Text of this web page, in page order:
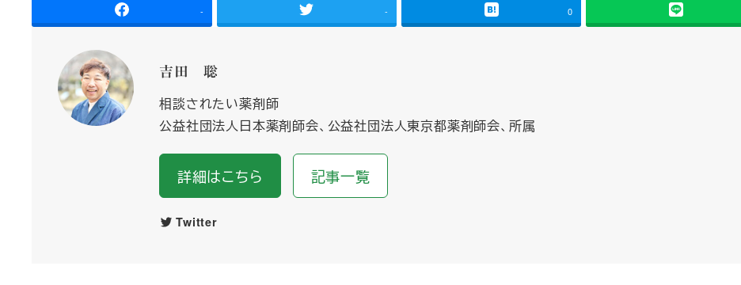
- - 0
吉田 聡
相談されたい薬剤師
公益社団法人日本薬剤師会、公益社団法人東京都薬剤師会、所属
詳細はこちら 記事一覧
Twitter